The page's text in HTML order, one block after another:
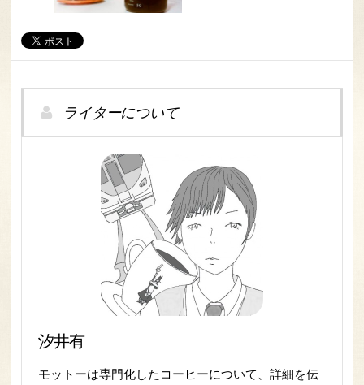
ライターについて
汐井有
モットーは専門化したコーヒーについて、詳細を伝